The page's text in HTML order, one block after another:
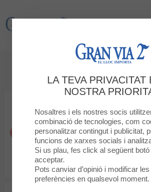
Gran Via 2
Els nostres
LA TEVA PRIVACITAT
NOSTRA
Nosaltres i els nostres socis
combinació de tecnologies, com
personalitzar contingut i publicitat,
funcions de xarxes socials i
Si us plau, fes click al següent botó
acceptar.
Pots canviar d’opinió i modificar
preferències en qualsevol moment.